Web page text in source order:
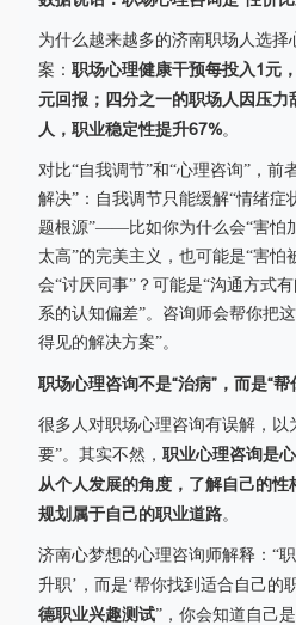
为什么越来越多的济南职场人选
案： 职场心理健康干预每投入1元
元回报；四分之一的职场人因压
人，职业稳定性提升67%。
对比“自我调节”和“心理咨询”，前
解决”：自我调节只能缓解“情绪症
题根源”——比如你为什么会“害怕
太高”的完美主义，也可能是“害怕
会“讨厌同事”？可能是“沟通方式
系的认知偏差”。咨询师会帮你把
得见的解决方案”。
职场心理咨询不是“治病”，而是“
很多人对职场心理咨询有误解，以
要”。其实不然， 职业心理咨询是
从个人发展的角度，了解自己的性
规划属于自己的职业道路。
济南心梦想的心理咨询师解释：“
升职’，而是‘帮你找到适合自己的
德职业兴趣测试”，你会知道自己